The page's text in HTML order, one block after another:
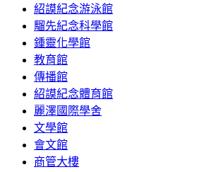
紹謨紀念游泳館
騮先紀念科學館
鍾靈化學館
教育館
傳播館
紹謨紀念體育館
麗澤國際學舍
文學館
會文館
商管大樓